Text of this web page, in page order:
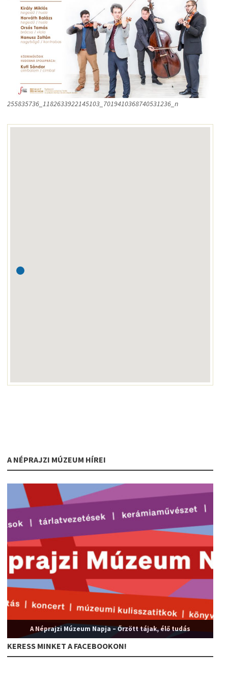
255835736_1182633922145103_7019410368740531236_n
A NÉPRAJZI MÚZEUM HÍREI
A Néprajzi Múzeum Napja – Őrzött tájak, élő tudás
KERESS MINKET A FACEBOOKON!